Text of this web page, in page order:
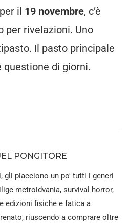
il 19 novembre, c’è
per rivelazioni. Uno
Il pasto principale
questione di giorni.
PONGITORE
gli piacciono un po' tutti i generi
metroidvania, survival horror,
edizioni fisiche e fatica a
riuscendo a comprare oltre